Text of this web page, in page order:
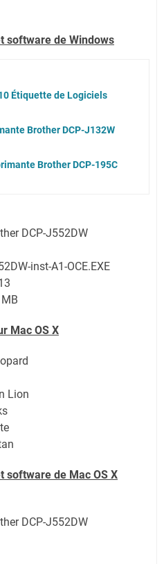
software de Windows
Étiquette de Logiciels
Brother DCP-J132W
Brother DCP-195C
DCP-J552DW
inst-A1-OCE.EXE
Mac OS X
Lion
software de Mac OS X
DCP-J552DW